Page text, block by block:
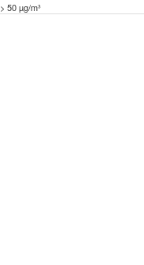
> 50 µg/m³